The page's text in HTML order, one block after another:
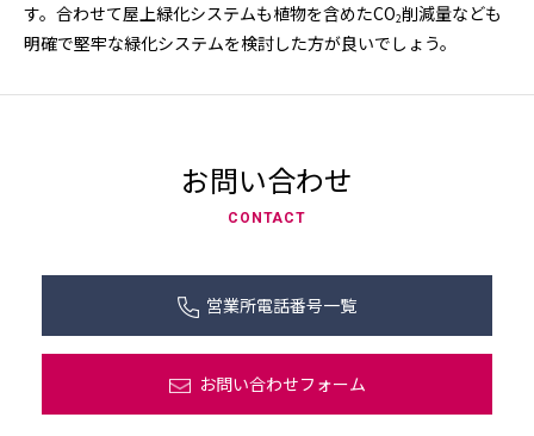
す。合わせて屋上緑化システムも植物を含めたCO2削減量なども
明確で堅牢な緑化システムを検討した方が良いでしょう。
お問い合わせ
CONTACT
営業所電話番号一覧
お問い合わせフォーム